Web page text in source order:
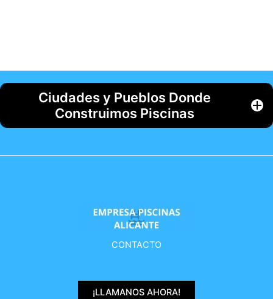
Ciudades y Pueblos Donde
Construimos Piscinas
CONTACTO
¡LLAMANOS AHORA!